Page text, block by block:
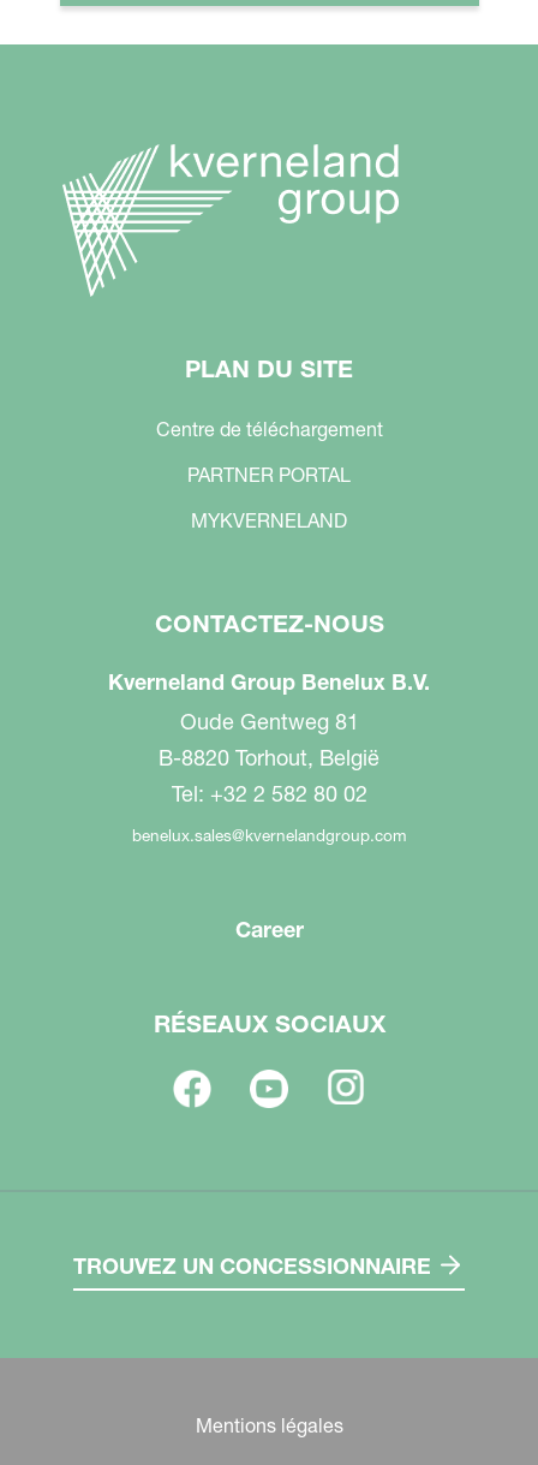
PLAN DU SITE
Centre de téléchargement
PARTNER PORTAL
MYKVERNELAND
CONTACTEZ-NOUS
Kverneland Group Benelux B.V.
Oude Gentweg 81
B-8820 Torhout, België
Tel: +32 2 582 80 02
benelux.sales@kvernelandgroup.com
Career
RÉSEAUX SOCIAUX
TROUVEZ UN CONCESSIONNAIRE
Mentions légales